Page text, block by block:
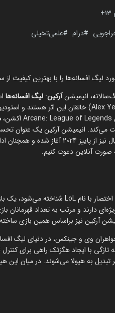
درام علمی‌تخیلی
لیگ افسانه‌ها را با بهترین کیفیت از
انیمیشنآرکین: لیگ افسانه‌ها
منتشر گشت. انتشار فصل دوم سریال
صورت آنلاین دعوت کنیم.
دارند و مرتب به تعداد
آرکین نیز براساس همین بازی
خواهران وی و جینکس، در دنیای لیگ
به تازگی با ایجاد هگزتک راهی برای
تبدیل به هیولا می‌شوند. در میان این